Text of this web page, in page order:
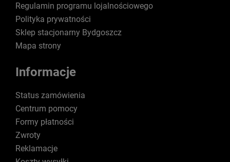
Regulamin programu lojalnościowego
Polityka prywatności
Sklep stacjonarny Bydgoszcz
Mapa strony
Informacje
Status zamówienia
Centrum pomocy
Formy płatności
Zwroty
Reklamacje